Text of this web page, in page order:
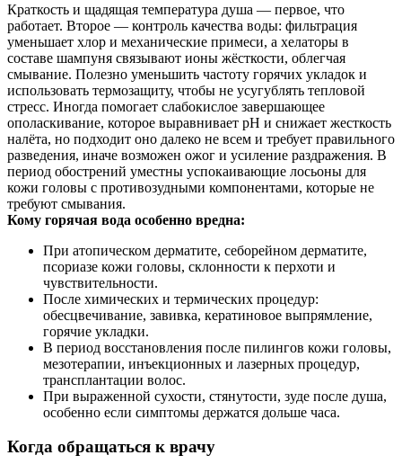
Краткость и щадящая температура душа — первое, что
работает. Второе — контроль качества воды: фильтрация
уменьшает хлор и механические примеси, а хелаторы в
составе шампуня связывают ионы жёсткости, облегчая
смывание. Полезно уменьшить частоту горячих укладок и
использовать термозащиту, чтобы не усугублять тепловой
стресс. Иногда помогает слабокислое завершающее
ополаскивание, которое выравнивает pH и снижает жесткость
налёта, но подходит оно далеко не всем и требует правильного
разведения, иначе возможен ожог и усиление раздражения. В
период обострений уместны успокаивающие лосьоны для
кожи головы с противозудными компонентами, которые не
требуют смывания.
Кому горячая вода особенно вредна:
При атопическом дерматите, себорейном дерматите,
псориазе кожи головы, склонности к перхоти и
чувствительности.
После химических и термических процедур:
обесцвечивание, завивка, кератиновое выпрямление,
горячие укладки.
В период восстановления после пилингов кожи головы,
мезотерапии, инъекционных и лазерных процедур,
трансплантации волос.
При выраженной сухости, стянутости, зуде после душа,
особенно если симптомы держатся дольше часа.
Когда обращаться к врачу